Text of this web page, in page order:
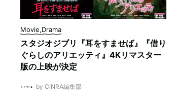
Movie,Drama
スタジオジブリ『耳をすませば』『借り
ぐらしのアリエッティ』4Kリマスター
版の上映が決定
by CINRA編集部